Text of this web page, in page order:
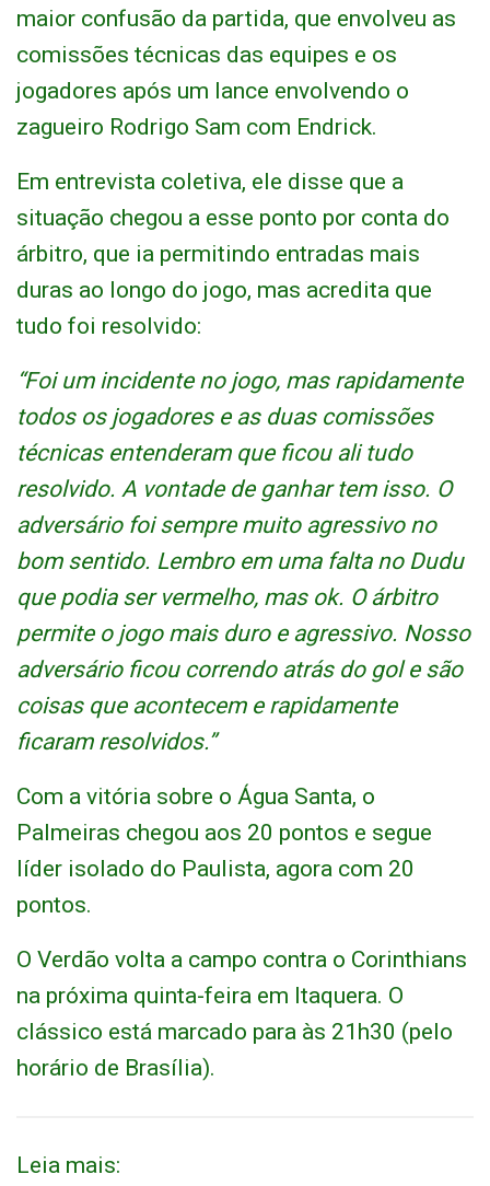
maior confusão da partida, que envolveu as
comissões técnicas das equipes e os
jogadores após um lance envolvendo o
zagueiro Rodrigo Sam com Endrick.
Em entrevista coletiva, ele disse que a
situação chegou a esse ponto por conta do
árbitro, que ia permitindo entradas mais
duras ao longo do jogo, mas acredita que
tudo foi resolvido:
“Foi um incidente no jogo, mas rapidamente
todos os jogadores e as duas comissões
técnicas entenderam que ficou ali tudo
resolvido. A vontade de ganhar tem isso. O
adversário foi sempre muito agressivo no
bom sentido. Lembro em uma falta no Dudu
que podia ser vermelho, mas ok. O árbitro
permite o jogo mais duro e agressivo. Nosso
adversário ficou correndo atrás do gol e são
coisas que acontecem e rapidamente
ficaram resolvidos.”
Com a vitória sobre o Água Santa, o
Palmeiras chegou aos 20 pontos e segue
líder isolado do Paulista, agora com 20
pontos.
O Verdão volta a campo contra o Corinthians
na próxima quinta-feira em Itaquera. O
clássico está marcado para às 21h30 (pelo
horário de Brasília).
Leia mais: